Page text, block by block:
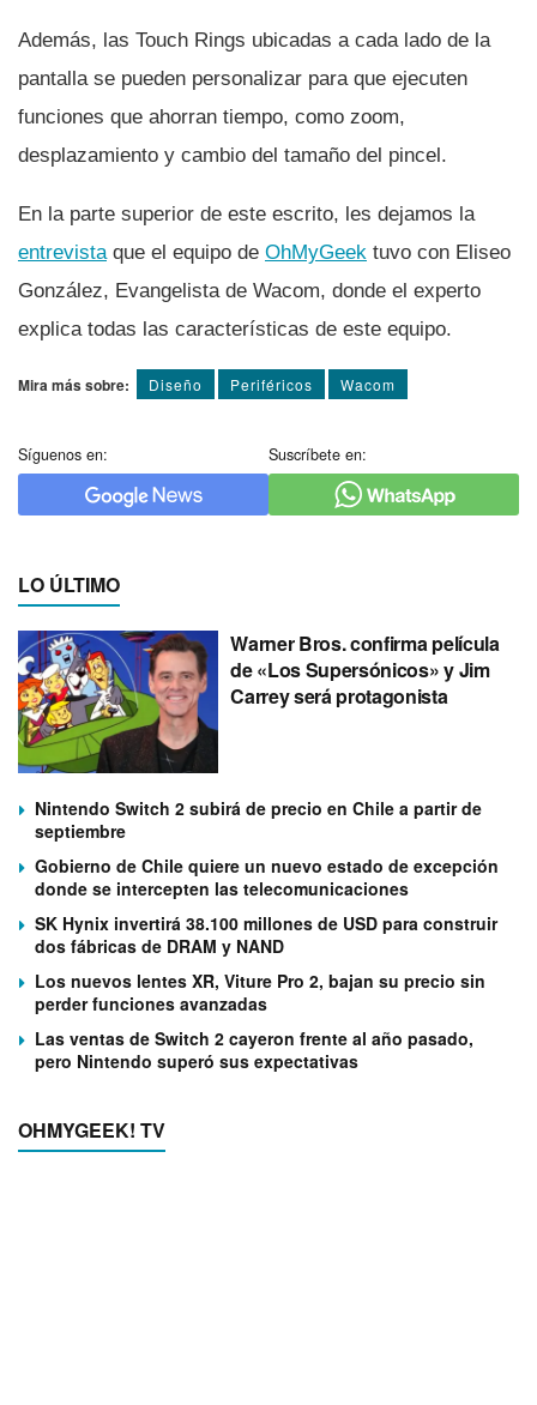
Además, las Touch Rings ubicadas a cada lado de la
pantalla se pueden personalizar para que ejecuten
funciones que ahorran tiempo, como zoom,
desplazamiento y cambio del tamaño del pincel.
En la parte superior de este escrito, les dejamos la
entrevista que el equipo de OhMyGeek tuvo con Eliseo
González, Evangelista de Wacom, donde el experto
explica todas las caracterí­sticas de este equipo.
Mira más sobre: Diseño Periféricos Wacom
Síguenos en: Suscríbete en:
LO ÚLTIMO
Warner Bros. confirma película
de «Los Supersónicos» y Jim
Carrey será protagonista
Nintendo Switch 2 subirá de precio en Chile a partir de
septiembre
Gobierno de Chile quiere un nuevo estado de excepción
donde se intercepten las telecomunicaciones
SK Hynix invertirá 38.100 millones de USD para construir
dos fábricas de DRAM y NAND
Los nuevos lentes XR, Viture Pro 2, bajan su precio sin
perder funciones avanzadas
Las ventas de Switch 2 cayeron frente al año pasado,
pero Nintendo superó sus expectativas
OHMYGEEK! TV